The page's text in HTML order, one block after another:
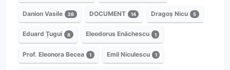
Danion Vasile 26 DOCUMENT 14 Dragoș Nicu 5
Eduard Țugui 8 Eleodorus Enăchescu 1
Prof. Eleonora Becea 1 Emil Niculescu 1